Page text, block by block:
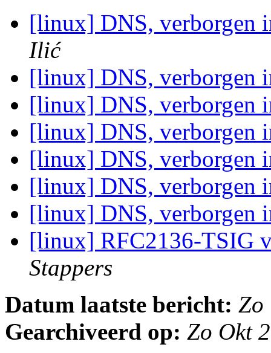
[linux] DNS, verborgen
Ilić
[linux] DNS, verborgen
[linux] DNS, verborgen
[linux] DNS, verborgen
[linux] DNS, verborgen
[linux] DNS, verborgen
[linux] DNS, verborgen
[linux] RFC2136-TSIG
Stappers
Datum laatste bericht: Zo
Gearchiveerd op: Zo Okt